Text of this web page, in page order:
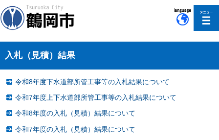
入札（見積）結果
令和8年度下水道部所管工事等の入札結果について
令和7年度上下水道部所管工事等の入札結果について
令和8年度の入札（見積）結果について
令和7年度の入札（見積）結果について